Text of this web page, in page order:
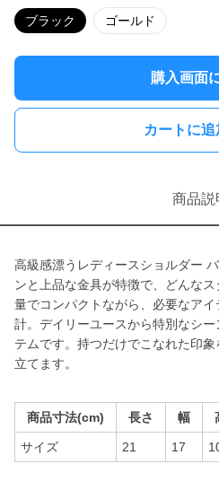
ブラック ゴールド
購入画面
カートに追
商品説
高級感漂うレディースショルダー
ンと上品な金具が特徴で、どんな
量でコンパクトながら、必要なア
計。デイリーユースから特別なシ
テムです。持つだけでこなれた印
立てます。
商品寸法(cm) 長さ 幅
サイズ 21 17